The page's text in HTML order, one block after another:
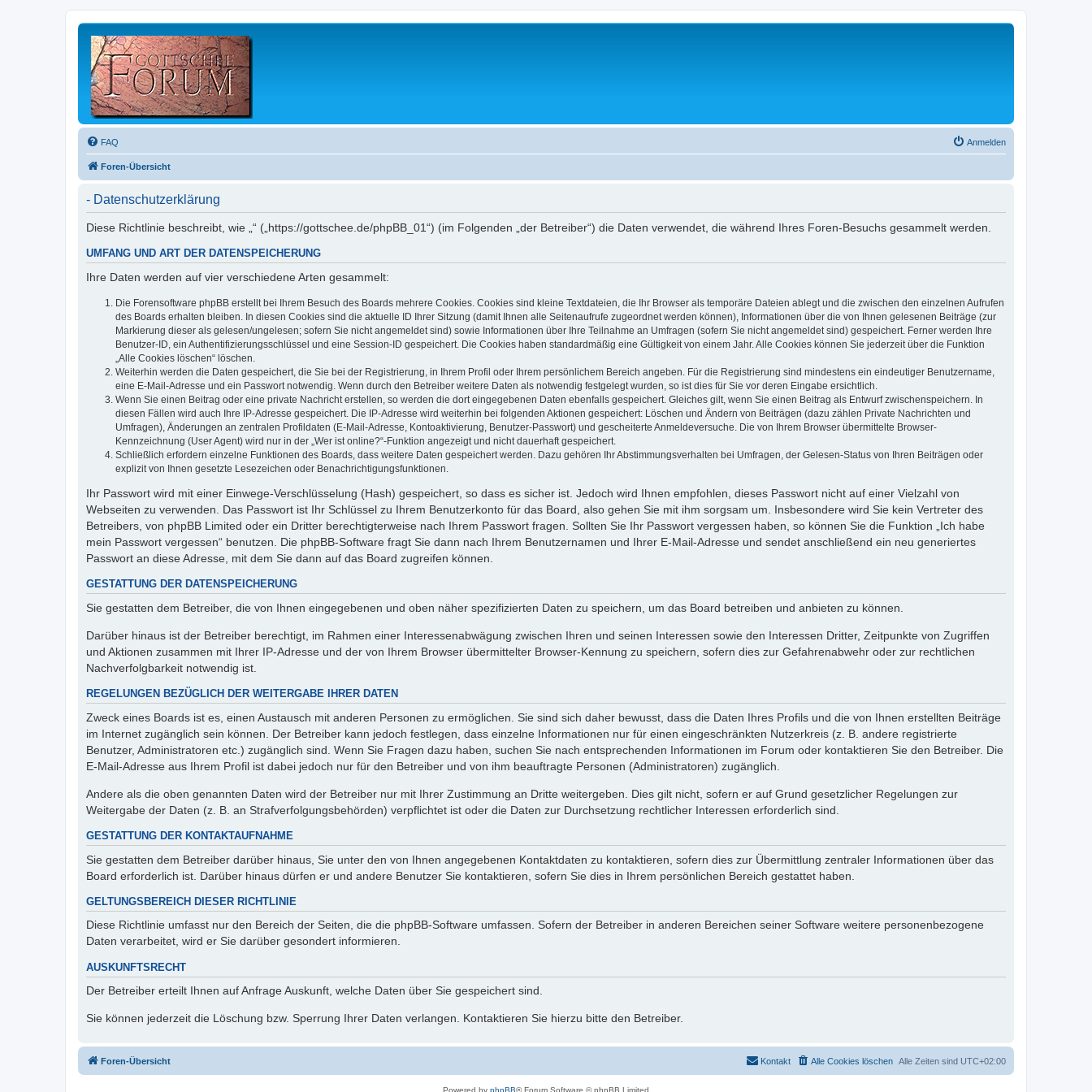
FAQ Anmelden
Foren-Übersicht
- Datenschutzerklärung
Diese Richtlinie beschreibt, wie „“ („https://gottschee.de/phpBB_01“) (im Folgenden „der Betreiber“) die Daten verwendet, die während Ihres Foren-Besuchs gesammelt werden.
UMFANG UND ART DER DATENSPEICHERUNG
Ihre Daten werden auf vier verschiedene Arten gesammelt:
Die Forensoftware phpBB erstellt bei Ihrem Besuch des Boards mehrere Cookies. Cookies sind kleine Textdateien, die Ihr Browser als temporäre Dateien ablegt und die zwischen den einzelnen Aufrufen
des Boards erhalten bleiben. In diesen Cookies sind die aktuelle ID Ihrer Sitzung (damit Ihnen alle Seitenaufrufe zugeordnet werden können), Informationen über die von Ihnen gelesenen Beiträge (zur
Markierung dieser als gelesen/ungelesen; sofern Sie nicht angemeldet sind) sowie Informationen über Ihre Teilnahme an Umfragen (sofern Sie nicht angemeldet sind) gespeichert. Ferner werden Ihre
Benutzer-ID, ein Authentifizierungsschlüssel und eine Session-ID gespeichert. Die Cookies haben standardmäßig eine Gültigkeit von einem Jahr. Alle Cookies können Sie jederzeit über die Funktion
„Alle Cookies löschen“ löschen.
Weiterhin werden die Daten gespeichert, die Sie bei der Registrierung, in Ihrem Profil oder Ihrem persönlichem Bereich angeben. Für die Registrierung sind mindestens ein eindeutiger Benutzername,
eine E-Mail-Adresse und ein Passwort notwendig. Wenn durch den Betreiber weitere Daten als notwendig festgelegt wurden, so ist dies für Sie vor deren Eingabe ersichtlich.
Wenn Sie einen Beitrag oder eine private Nachricht erstellen, so werden die dort eingegebenen Daten ebenfalls gespeichert. Gleiches gilt, wenn Sie einen Beitrag als Entwurf zwischenspeichern. In
diesen Fällen wird auch Ihre IP-Adresse gespeichert. Die IP-Adresse wird weiterhin bei folgenden Aktionen gespeichert: Löschen und Ändern von Beiträgen (dazu zählen Private Nachrichten und
Umfragen), Änderungen an zentralen Profildaten (E-Mail-Adresse, Kontoaktivierung, Benutzer-Passwort) und gescheiterte Anmeldeversuche. Die von Ihrem Browser übermittelte Browser-
Kennzeichnung (User Agent) wird nur in der „Wer ist online?“-Funktion angezeigt und nicht dauerhaft gespeichert.
Schließlich erfordern einzelne Funktionen des Boards, dass weitere Daten gespeichert werden. Dazu gehören Ihr Abstimmungsverhalten bei Umfragen, der Gelesen-Status von Ihren Beiträgen oder
explizit von Ihnen gesetzte Lesezeichen oder Benachrichtigungsfunktionen.
Ihr Passwort wird mit einer Einwege-Verschlüsselung (Hash) gespeichert, so dass es sicher ist. Jedoch wird Ihnen empfohlen, dieses Passwort nicht auf einer Vielzahl von
Webseiten zu verwenden. Das Passwort ist Ihr Schlüssel zu Ihrem Benutzerkonto für das Board, also gehen Sie mit ihm sorgsam um. Insbesondere wird Sie kein Vertreter des
Betreibers, von phpBB Limited oder ein Dritter berechtigterweise nach Ihrem Passwort fragen. Sollten Sie Ihr Passwort vergessen haben, so können Sie die Funktion „Ich habe
mein Passwort vergessen“ benutzen. Die phpBB-Software fragt Sie dann nach Ihrem Benutzernamen und Ihrer E-Mail-Adresse und sendet anschließend ein neu generiertes
Passwort an diese Adresse, mit dem Sie dann auf das Board zugreifen können.
GESTATTUNG DER DATENSPEICHERUNG
Sie gestatten dem Betreiber, die von Ihnen eingegebenen und oben näher spezifizierten Daten zu speichern, um das Board betreiben und anbieten zu können.
Darüber hinaus ist der Betreiber berechtigt, im Rahmen einer Interessenabwägung zwischen Ihren und seinen Interessen sowie den Interessen Dritter, Zeitpunkte von Zugriffen
und Aktionen zusammen mit Ihrer IP-Adresse und der von Ihrem Browser übermittelter Browser-Kennung zu speichern, sofern dies zur Gefahrenabwehr oder zur rechtlichen
Nachverfolgbarkeit notwendig ist.
REGELUNGEN BEZÜGLICH DER WEITERGABE IHRER DATEN
Zweck eines Boards ist es, einen Austausch mit anderen Personen zu ermöglichen. Sie sind sich daher bewusst, dass die Daten Ihres Profils und die von Ihnen erstellten Beiträge
im Internet zugänglich sein können. Der Betreiber kann jedoch festlegen, dass einzelne Informationen nur für einen eingeschränkten Nutzerkreis (z. B. andere registrierte
Benutzer, Administratoren etc.) zugänglich sind. Wenn Sie Fragen dazu haben, suchen Sie nach entsprechenden Informationen im Forum oder kontaktieren Sie den Betreiber. Die
E-Mail-Adresse aus Ihrem Profil ist dabei jedoch nur für den Betreiber und von ihm beauftragte Personen (Administratoren) zugänglich.
Andere als die oben genannten Daten wird der Betreiber nur mit Ihrer Zustimmung an Dritte weitergeben. Dies gilt nicht, sofern er auf Grund gesetzlicher Regelungen zur
Weitergabe der Daten (z. B. an Strafverfolgungsbehörden) verpflichtet ist oder die Daten zur Durchsetzung rechtlicher Interessen erforderlich sind.
GESTATTUNG DER KONTAKTAUFNAHME
Sie gestatten dem Betreiber darüber hinaus, Sie unter den von Ihnen angegebenen Kontaktdaten zu kontaktieren, sofern dies zur Übermittlung zentraler Informationen über das
Board erforderlich ist. Darüber hinaus dürfen er und andere Benutzer Sie kontaktieren, sofern Sie dies in Ihrem persönlichen Bereich gestattet haben.
GELTUNGSBEREICH DIESER RICHTLINIE
Diese Richtlinie umfasst nur den Bereich der Seiten, die die phpBB-Software umfassen. Sofern der Betreiber in anderen Bereichen seiner Software weitere personenbezogene
Daten verarbeitet, wird er Sie darüber gesondert informieren.
AUSKUNFTSRECHT
Der Betreiber erteilt Ihnen auf Anfrage Auskunft, welche Daten über Sie gespeichert sind.
Sie können jederzeit die Löschung bzw. Sperrung Ihrer Daten verlangen. Kontaktieren Sie hierzu bitte den Betreiber.
Foren-Übersicht Alle Zeiten sind UTC+02:00
Alle Cookies löschen
Kontakt
Powered by phpBB® Forum Software © phpBB Limited